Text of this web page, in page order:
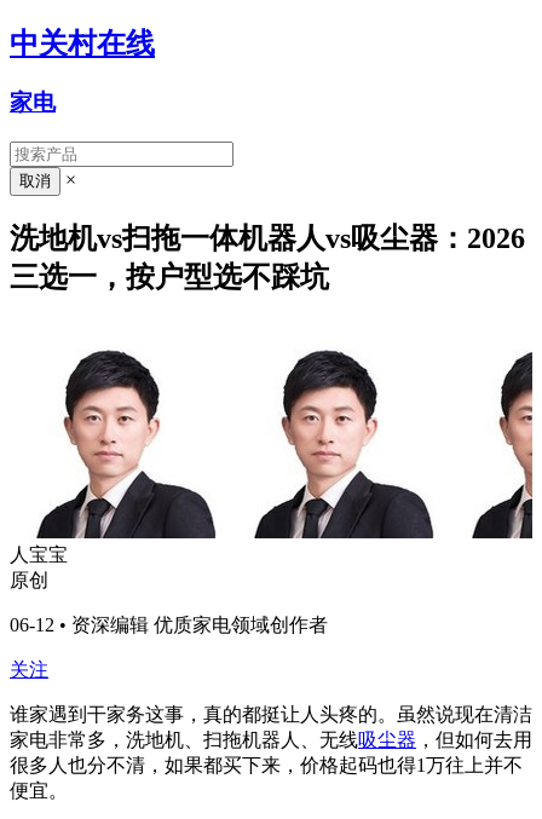
中关村在线
家电
×
洗地机vs扫拖一体机器人vs吸尘器：2026
三选一，按户型选不踩坑
人宝宝
原创
06-12 • 资深编辑 优质家电领域创作者
关注
谁家遇到干家务这事，真的都挺让人头疼的。虽然说现在清洁
家电非常多，洗地机、扫拖机器人、无线吸尘器 ，但如何去用
很多人也分不清，如果都买下来，价格起码也得1万往上并不
便宜。